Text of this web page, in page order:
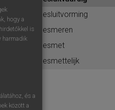
besluitvorming
besmeren
besmet
besmettelijk
hogy a
is
harmadik
és a
között a